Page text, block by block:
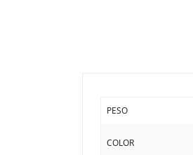
PESO
COLOR